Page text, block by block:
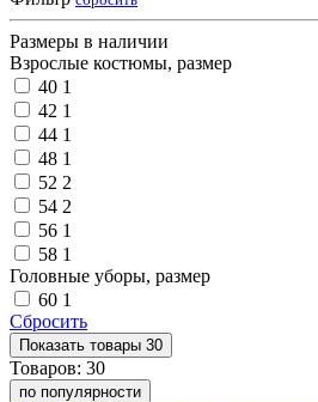
Размеры в наличии
Взрослые костюмы, размер
40 1
42 1
44 1
48 1
52 2
54 2
56 1
58 1
Головные уборы, размер
60 1
Сбросить
Показать товары 30
Товаров: 30
по популярности